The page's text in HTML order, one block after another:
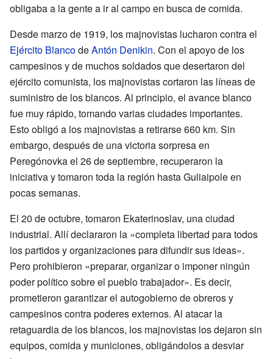
obligaba a la gente a ir al campo en busca de comida.
Desde marzo de 1919, los majnovistas lucharon contra el
Ejército BlancodeAntón Denikin. Con el apoyo de los
campesinos y de muchos soldados que desertaron del
ejército comunista, los majnovistas cortaron las líneas de
suministro de los blancos. Al principio, el avance blanco
fue muy rápido, tomando varias ciudades importantes.
Esto obligó a los majnovistas a retirarse 660 km. Sin
embargo, después de una victoria sorpresa en
Peregónovka el 26 de septiembre, recuperaron la
iniciativa y tomaron toda la región hasta Guliaipole en
pocas semanas.
El 20 de octubre, tomaron Ekaterinoslav, una ciudad
industrial. Allí declararon la «completa libertad para todos
los partidos y organizaciones para difundir sus ideas».
Pero prohibieron «preparar, organizar o imponer ningún
poder político sobre el pueblo trabajador». Es decir,
prometieron garantizar el autogobierno de obreros y
campesinos contra poderes externos. Al atacar la
retaguardia de los blancos, los majnovistas los dejaron sin
equipos, comida y municiones, obligándolos a desviar